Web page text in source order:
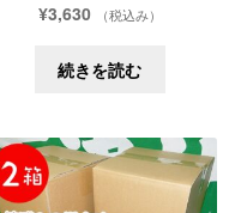
¥3,630 （税込み）
続きを読む